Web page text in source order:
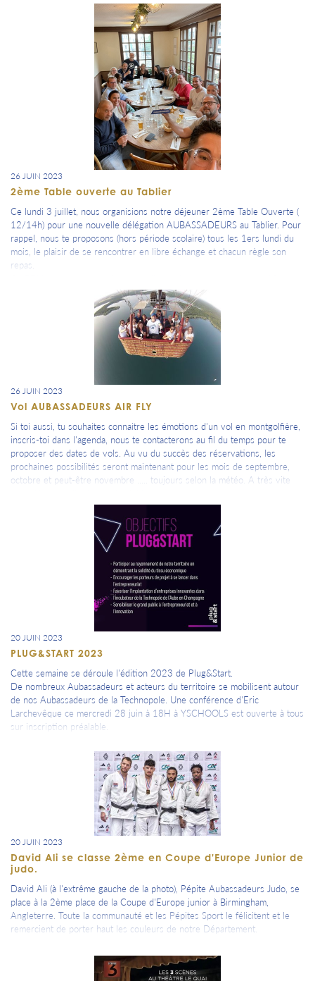
l'élection Miss France.
26 JUIN 2023
2ème Table ouverte au Tablier
Ce lundi 3 juillet, nous organisions notre déjeuner 2ème Table Ouverte (
12/14h) pour une nouvelle délégation AUBASSADEURS au Tablier. Pour
rappel, nous te proposons (hors période scolaire) tous les 1ers lundi du
mois, le plaisir de se rencontrer en libre échange et chacun règle son
repas.
d'ouvrir notre communauté, n'hésite pas un amener un ou plusieurs
invités si tu le souhaites.
Prochaines Tables Ouvertes que tu retrouves dans ton agenda, les lundi
4 septembre, 2 octobre, 6 novembre et 4 décembre.
26 JUIN 2023
Vol AUBASSADEURS AIR FLY
Si toi aussi, tu souhaites connaitre les émotions d'un vol en montgolfière,
inscris-toi dans l'agenda, nous te contacterons au fil du temps pour te
proposer des dates de vols. Au vu du succès des réservations, les
prochaines possibilités seront maintenant pour les mois de septembre,
octobre et peut-être novembre ..... toujours selon la météo. A très vite
20 JUIN 2023
PLUG&START 2023
Cette semaine se déroule l'édition 2023 de Plug&Start.
De nombreux Aubassadeurs et acteurs du territoire se mobilisent autour
de nos Aubassadeurs de la Technopole. Une conférence d'Eric
Larchevêque ce mercredi 28 juin à 18H à YSCHOOLS est ouverte à tous
sur inscription préalable.
20 JUIN 2023
David Ali se classe 2ème en Coupe d'Europe Junior de
judo.
David Ali (à l'extrême gauche de la photo), Pépite Aubassadeurs Judo, se
place à la 2ème place de la Coupe d'Europe junior à Birmingham,
Angleterre. Toute la communauté et les Pépites Sport le félicitent et le
remercient de porter haut les couleurs de notre Département.